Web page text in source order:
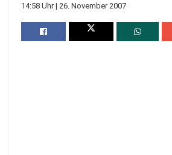
14:58 Uhr | 26. November 2007